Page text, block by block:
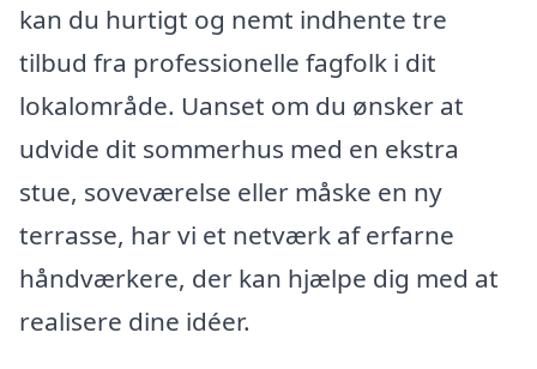
kan du hurtigt og nemt indhente tre
tilbud fra professionelle fagfolk i dit
lokalområde. Uanset om du ønsker at
udvide dit sommerhus med en ekstra
stue, soveværelse eller måske en ny
terrasse, har vi et netværk af erfarne
håndværkere, der kan hjælpe dig med at
realisere dine idéer.